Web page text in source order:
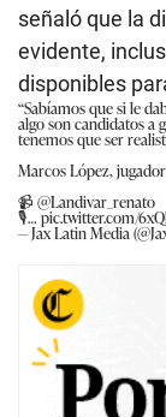
señaló que la
evidente,
disponibles
“Sabíamos que si le
algo son candidatos a
tenemos que ser
Marcos López,
📹 @Landivar_renato
🎙️…pic.twitter.com/
— Jax Latin Media